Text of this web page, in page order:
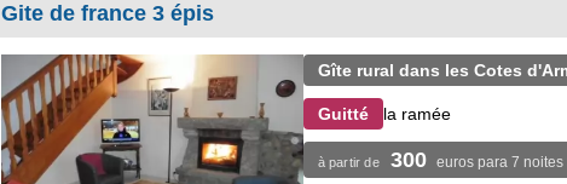
Gite de france 3 épis
Gîte rural dans les Cotes
Guitté la ramée
à partir de 300 euros para 7 noites